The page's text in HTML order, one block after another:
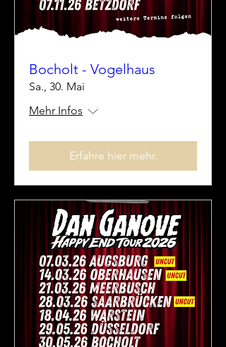
Bocholt - Vogelhaus
Sa., 30. Mai
Mehr Infos
Erfahre hier mehr.